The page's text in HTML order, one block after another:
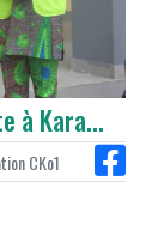
à Kara...
CKo1